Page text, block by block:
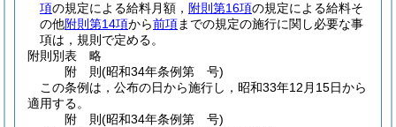
項の規定による給料月額， 附則第16項の規定による給料そ
の他附則第14項から前項までの規定の施行に関し必要な事
項は，規則で定める。
附則別表 略
附 則(昭和34年条例第 号)
この条例は，公布の日から施行し，昭和33年12月15日から
適用する。
附 則(昭和34年条例第 号)